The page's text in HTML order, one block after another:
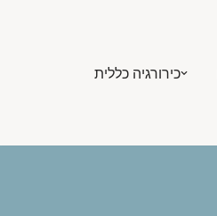
כירורגיה כללית